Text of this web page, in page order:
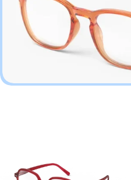
a